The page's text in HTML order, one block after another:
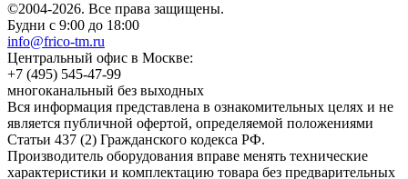
©2004-2026. Все права защищены.
Будни с 9:00 до 18:00
info@frico-tm.ru
Центральный офис в Москве:
+7 (495) 545-47-99
многоканальный без выходных
Вся информация представлена в ознакомительных целях и не
является публичной офертой, определяемой положениями
Статьи 437 (2) Гражданского кодекса РФ.
Производитель оборудования вправе менять технические
характеристики и комплектацию товара без предварительных